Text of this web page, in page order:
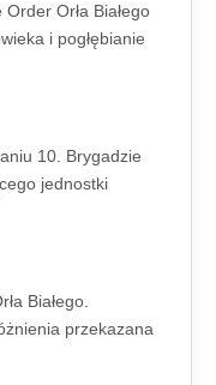
Orła Białego
i pogłębianie
10. Brygadzie
jednostki
Białego.
przekazana